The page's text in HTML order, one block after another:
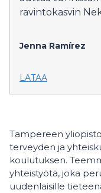
ravintokasvin
Jenna Ramírez
LATAA
Tampereen
terveyden ja
koulutuksen.
yhteistyötä, joka
uudenlaisille